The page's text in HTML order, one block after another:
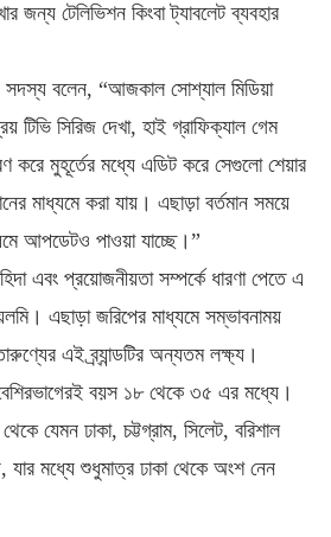
জন্য টেলিভিশন কিংবা ট্যাবলেট ব্যবহার
বলেন, “আজকাল সোশ্যাল মিডিয়া
টিভি সিরিজ দেখা, হাই গ্রাফিক্যাল গেম
করে মুহূর্তের মধ্যে এডিট করে সেগুলো শেয়ার
মাধ্যমে করা যায়। এছাড়া বর্তমান সময়ে
আপডেটও পাওয়া যাচ্ছে।”
এবং প্রয়োজনীয়তা সম্পর্কে ধারণা পেতে এ
এছাড়া জরিপের মাধ্যমে সম্ভাবনাময়
এই ব্র্যান্ডটির অন্যতম লক্ষ্য।
বয়স ১৮ থেকে ৩৫ এর মধ্যে।
যেমন ঢাকা, চট্টগ্রাম, সিলেট, বরিশাল
মধ্যে শুধুমাত্র ঢাকা থেকে অংশ নেন